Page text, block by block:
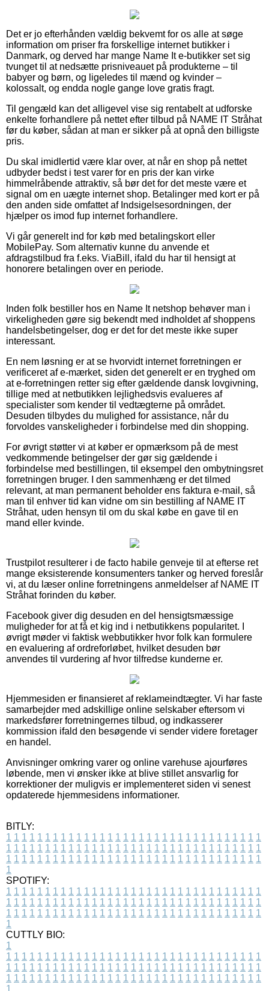
Det er jo efterhånden vældig bekvemt for os alle at søge
information om priser fra forskellige internet butikker i
Danmark, og derved har mange Name It e-butikker set sig
tvunget til at nedsætte prisniveauet på produkterne – til
babyer og børn, og ligeledes til mænd og kvinder –
kolossalt, og endda nogle gange love gratis fragt.
Til gengæld kan det alligevel vise sig rentabelt at udforske
enkelte forhandlere på nettet efter tilbud på NAME IT Stråhat
før du køber, sådan at man er sikker på at opnå den billigste
pris.
Du skal imidlertid være klar over, at når en shop på nettet
udbyder bedst i test varer for en pris der kan virke
himmelråbende attraktiv, så bør det for det meste være et
signal om en uægte internet shop. Betalinger med kort er på
den anden side omfattet af Indsigelsesordningen, der
hjælper os imod fup internet forhandlere.
Vi går generelt ind for køb med betalingskort eller
MobilePay. Som alternativ kunne du anvende et
afdragstilbud fra f.eks. ViaBill, ifald du har til hensigt at
honorere betalingen over en periode.
Inden folk bestiller hos en Name It netshop behøver man i
virkeligheden gøre sig bekendt med indholdet af shoppens
handelsbetingelser, dog er det for det meste ikke super
interessant.
En nem løsning er at se hvorvidt internet forretningen er
verificeret af e-mærket, siden det generelt er en tryghed om
at e-forretningen retter sig efter gældende dansk lovgivning,
tillige med at netbutikken lejlighedsvis evalueres af
specialister som kender til vedtægterne på området.
Desuden tilbydes du mulighed for assistance, når du
forvoldes vanskeligheder i forbindelse med din shopping.
For øvrigt støtter vi at køber er opmærksom på de mest
vedkommende betingelser der gør sig gældende i
forbindelse med bestillingen, til eksempel den ombytningsret
forretningen bruger. I den sammenhæng er det tilmed
relevant, at man permanent beholder ens faktura e-mail, så
man til enhver tid kan vidne om sin bestilling af NAME IT
Stråhat, uden hensyn til om du skal købe en gave til en
mand eller kvinde.
Trustpilot resulterer i de facto habile genveje til at efterse ret
mange eksisterende konsumenters tanker og herved foreslår
vi, at du læser online forretningens anmeldelser af NAME IT
Stråhat forinden du køber.
Facebook giver dig desuden en del hensigtsmæssige
muligheder for at få et kig ind i netbutikkens popularitet. I
øvrigt møder vi faktisk webbutikker hvor folk kan formulere
en evaluering af ordreforløbet, hvilket desuden bør
anvendes til vurdering af hvor tilfredse kunderne er.
Hjemmesiden er finansieret af reklameindtægter. Vi har faste
samarbejder med adskillige online selskaber eftersom vi
markedsfører forretningernes tilbud, og indkasserer
kommission ifald den besøgende vi sender videre foretager
en handel.
Anvisninger omkring varer og online varehuse ajourføres
løbende, men vi ønsker ikke at blive stillet ansvarlig for
korrektioner der muligvis er implementeret siden vi senest
opdaterede hjemmesidens informationer.
BITLY:
1 1 1 1 1 1 1 1 1 1 1 1 1 1 1 1 1 1 1 1 1 1 1 1 1 1 1 1 1 1 1 1 1
1 1 1 1 1 1 1 1 1 1 1 1 1 1 1 1 1 1 1 1 1 1 1 1 1 1 1 1 1 1 1 1 1
1 1 1 1 1 1 1 1 1 1 1 1 1 1 1 1 1 1 1 1 1 1 1 1 1 1 1 1 1 1 1 1 1
1
SPOTIFY:
1 1 1 1 1 1 1 1 1 1 1 1 1 1 1 1 1 1 1 1 1 1 1 1 1 1 1 1 1 1 1 1 1
1 1 1 1 1 1 1 1 1 1 1 1 1 1 1 1 1 1 1 1 1 1 1 1 1 1 1 1 1 1 1 1 1
1 1 1 1 1 1 1 1 1 1 1 1 1 1 1 1 1 1 1 1 1 1 1 1 1 1 1 1 1 1 1 1 1
1
CUTTLY BIO:
1
1 1 1 1 1 1 1 1 1 1 1 1 1 1 1 1 1 1 1 1 1 1 1 1 1 1 1 1 1 1 1 1 1
1 1 1 1 1 1 1 1 1 1 1 1 1 1 1 1 1 1 1 1 1 1 1 1 1 1 1 1 1 1 1 1 1
1 1 1 1 1 1 1 1 1 1 1 1 1 1 1 1 1 1 1 1 1 1 1 1 1 1 1 1 1 1 1 1 1
1